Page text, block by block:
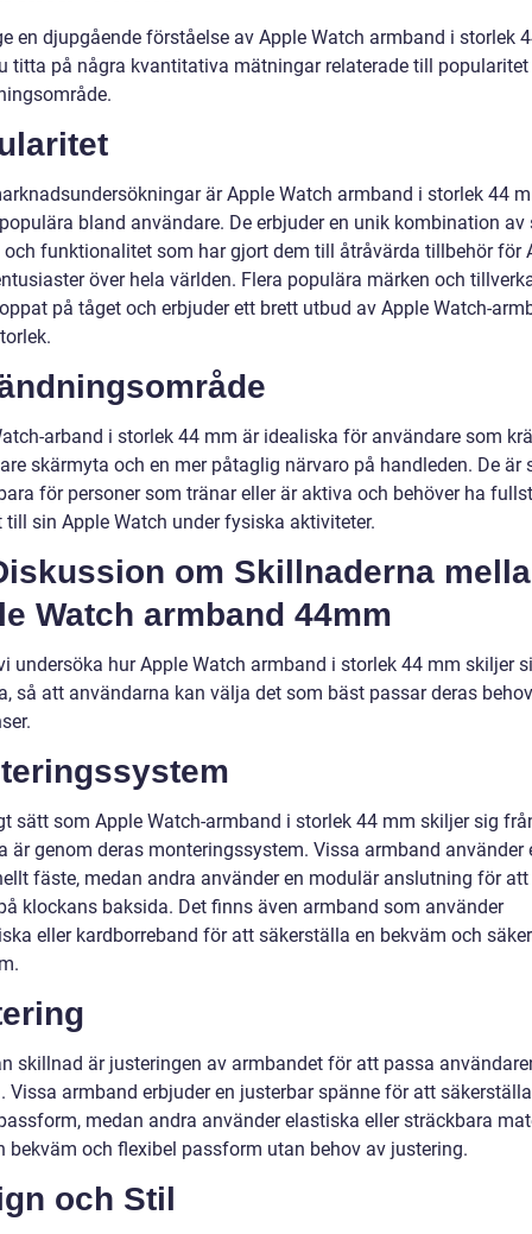
en djupgående förståelse av Apple Watch armband i storlek
titta på några kvantitativa mätningar relaterade till
är Apple Watch armband i storlek 44
bland användare. De erbjuder en unik kombination av
funktionalitet som har gjort dem till åtråvärda tillbehör för
över hela världen. Flera populära märken och
på tåget och erbjuder ett brett utbud av Apple Watch-
arband i storlek 44 mm är idealiska för användare som
skärmyta och en mer påtaglig närvaro på handleden. De är
för personer som tränar eller är aktiva och behöver ha
till sin Apple Watch under fysiska aktiviteter.
om Skillnaderna
Watch armband 44mm
undersöka hur Apple Watch armband i storlek 44 mm skiljer
så att användarna kan välja det som bäst passar deras
sätt som Apple Watch-armband i storlek 44 mm skiljer sig
är genom deras monteringssystem. Vissa armband använder
fäste, medan andra använder en modulär anslutning för
klockans baksida. Det finns även armband som använder
eller kardborreband för att säkerställa en bekväm och säker
skillnad är justeringen av armbandet för att passa
Vissa armband erbjuder en justerbar spänne för att
medan andra använder elastiska eller sträckbara
bekväm och flexibel passform utan behov av justering.
och Stil